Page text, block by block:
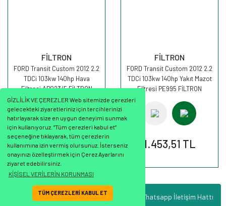
GİZLİLİK VE ÇEREZLER Web sitemizde çerezleri
gelecekteki ziyaretleriniz için tercihlerinizi
hatırlayarak size en uygun deneyimi sunmak
için kullanıyoruz. “Tüm çerezleri kabul et”
seçeneğine tıklayarak, tüm çerezlerin
kullanımına izin vermiş olursunuz. İsterseniz
onayınızı özelleştirmek için Çerez Ayarlarını
ziyaret edebilirsiniz.
KİŞİSEL VERİLERİN KORUNMASI
TÜM ÇEREZLERİ KABUL ET Whatsapp İletişim Hattı
FİLTRON
FORD Transit Custom 2012 2.2
TDCi 103kw 140hp Hava
Filtresi AP023/5 FİLTRON
375,31 TL
FİLTRON
FORD Transit Custom 2012 2.2
TDCi 103kw 140hp Yakıt Mazot
Filtresi PE995 FİLTRON
1.453,51 TL